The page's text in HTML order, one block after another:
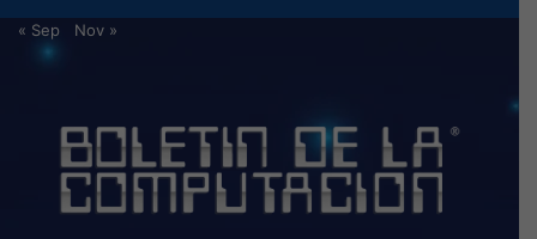
« Sep Nov »